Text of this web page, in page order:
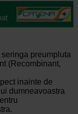
preumpluta
(Recombinant,
inainte de
dumneavoastra